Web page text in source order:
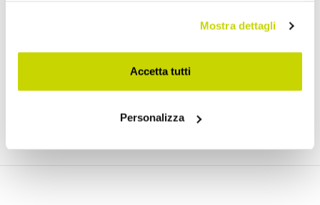
Mostra dettagli
Accetta tutti
Personalizza
Ho letto e accetto i Termini di utilizzo dei dati personali (Link)